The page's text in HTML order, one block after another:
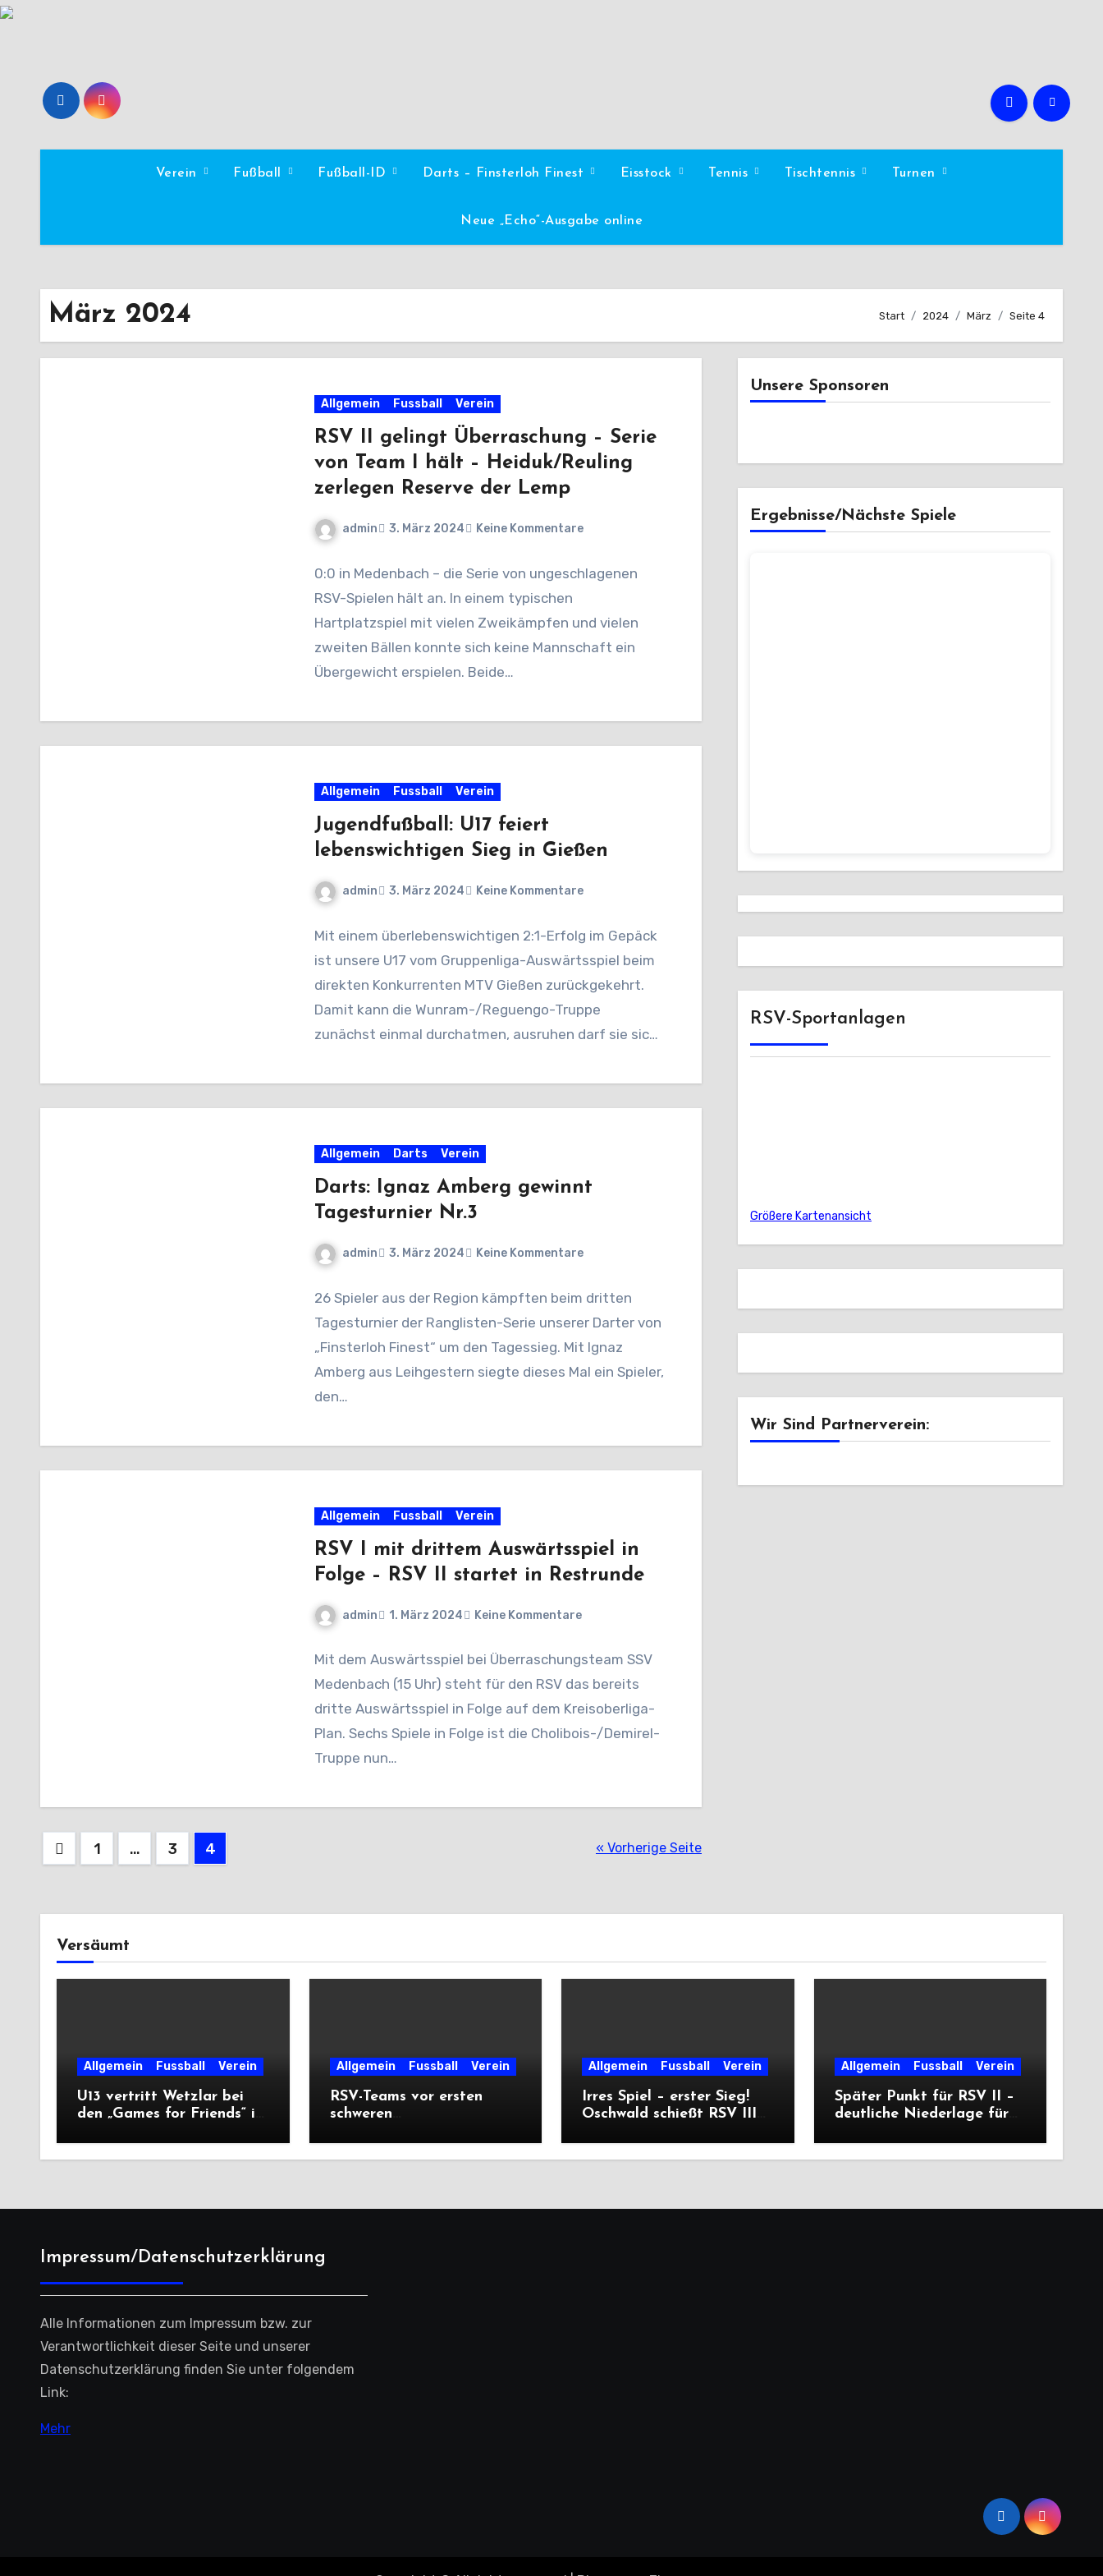
Zum
Verein Fußball Fußball-ID Darts – Finsterloh Finest Eisstock Tennis Tischtennis Turnen
Neue „Echo“-Ausgabe online
März 2024 Start 2024 März Seite 4
Allgemein Fussball Verein
RSV II gelingt Überraschung – Serie
von Team I hält – Heiduk/Reuling
zerlegen Reserve der Lemp
admin 3. März 2024 Keine Kommentare
0:0 in Medenbach – die Serie von ungeschlagenen
RSV-Spielen hält an. In einem typischen
Hartplatzspiel mit vielen Zweikämpfen und vielen
zweiten Bällen konnte sich keine Mannschaft ein
Übergewicht erspielen. Beide…
Allgemein Fussball Verein
Jugendfußball: U17 feiert
lebenswichtigen Sieg in Gießen
admin 3. März 2024 Keine Kommentare
Mit einem überlebenswichtigen 2:1-Erfolg im Gepäck
ist unsere U17 vom Gruppenliga-Auswärtsspiel beim
direkten Konkurrenten MTV Gießen zurückgekehrt.
Damit kann die Wunram-/Reguengo-Truppe
zunächst einmal durchatmen, ausruhen darf sie sich
Allgemein Darts Verein
Darts: Ignaz Amberg gewinnt
Tagesturnier Nr.3
admin 3. März 2024 Keine Kommentare
26 Spieler aus der Region kämpften beim dritten
Tagesturnier der Ranglisten-Serie unserer Darter von
„Finsterloh Finest“ um den Tagessieg. Mit Ignaz
Amberg aus Leihgestern siegte dieses Mal ein Spieler,
den…
Allgemein Fussball Verein
RSV I mit drittem Auswärtsspiel in
Folge – RSV II startet in Restrunde
admin 1. März 2024 Keine Kommentare
Mit dem Auswärtsspiel bei Überraschungsteam SSV
Medenbach (15 Uhr) steht für den RSV das bereits
dritte Auswärtsspiel in Folge auf dem Kreisoberliga-
Plan. Sechs Spiele in Folge ist die Cholibois-/Demirel-
Truppe nun…
Seitennummerierung
Beiträge
1 … 3 4 « Vorherige Seite
Unsere Sponsoren
Ergebnisse/Nächste Spiele
RSV-Sportanlagen
Größere Kartenansicht
Wir Sind Partnerverein:
Versäumt
Allgemein Fussball Verein
U13 vertritt Wetzlar bei
den „Games for Friends“ in
Allgemein Fussball Verein
RSV-Teams vor ersten
schweren
Allgemein Fussball Verein
Irres Spiel – erster Sieg!
Oschwald schießt RSV III
Allgemein Fussball Verein
Später Punkt für RSV II –
deutliche Niederlage für
Impressum/Datenschutzerklärung
Alle Informationen zum Impressum bzw. zur
Verantwortlichkeit dieser Seite und unserer
Datenschutzerklärung finden Sie unter folgendem
Link:
Mehr